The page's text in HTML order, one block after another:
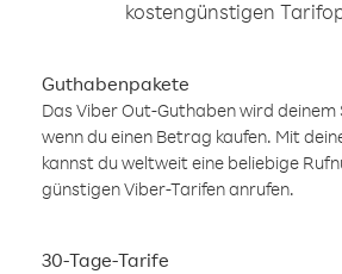
kostengünstigen
Guthabenpakete
Das Viber Out-Guthaben wird
wenn du einen Betrag kaufen. Mit
kannst du weltweit eine beliebige
günstigen Viber-Tarifen anrufen.
30-Tage-Tarife